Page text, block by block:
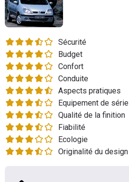
Utilitaires
Flottes
Auto
Services
Forum
Moto
Marques
Sécurité
Budget
Confort
Conduite
Aspects pratiques
Equipement de série
Qualité de la finition
Fiabilité
Ecologie
Originalité du design